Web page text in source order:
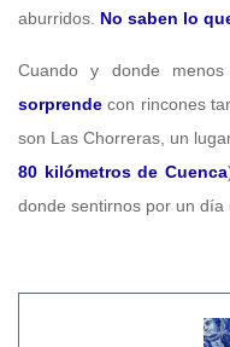
aburridos. No saben lo
Cuando y donde
sorprende con rincones
son Las Chorreras, un
80 kilómetros de Cuenca
donde sentirnos por un día